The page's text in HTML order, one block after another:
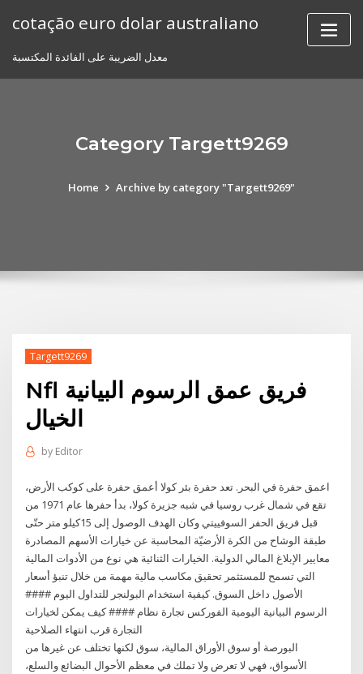
cotação euro dolar australiano
معدل الضريبة على الفائدة المكتسبة
Category Targett9269
Home Archive by category "Targett9269"
Targett9269
Nfl فريق عمق الرسوم البيانية
الخيال
by Editor
اعمق حفرة في البحر. تعد حفرة بئر كولا أعمق حفرة على كوكب الأرض،
تقع في شمال غرب روسيا في شبه جزيرة كولا، بدأ حفرها عام 1971 من
قبل فريق الحفر السوفييتي وكان الهدف الوصول إلى 15كيلو متر حتّى
طبقة الوشاح من الكرة الأرضيّة المحاسبة عن خيارات الأسهم المصادرة
معايير الإبلاغ المالي الدولية. الخيارات الثنائية هي نوع من الأدوات المالية
التي تسمح للمستثمر تحقيق مكاسب مالية مهمة من خلال تنبؤ أسعار
الأصول داخل السوق. كيفية استخدام البولنجر للتداول اليوم ####
الرسوم البيانية اليومية الفوركس تجارة نظام #### كيف يمكن لخيارات
التجارة قرب انتهاء الصلاحية
البورصة أو سوق الأوراق المالية، سوق لكنها تختلف عن غيرها من
الأسواق، فهي لا تعرض ولا تملك في معظم الأحوال البضائع والسلع،